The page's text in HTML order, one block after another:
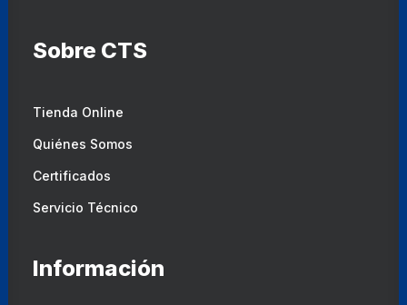
Sobre CTS
Tienda Online
Quiénes Somos
Certificados
Servicio Técnico
Información